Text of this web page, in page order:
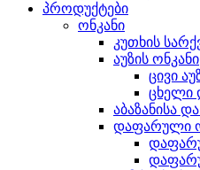
პროდუქტები
ონკანი
კუთხის
აუზის ონკანი
ცივი
ცხელი
აბაზანისა
დაფარული